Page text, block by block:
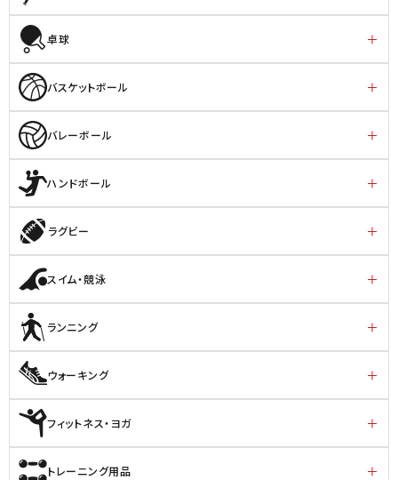
卓球
バスケットボール
バレーボール
ハンドボール
ラグビー
スイム・競泳
ランニング
ウォーキング
フィットネス・ヨガ
トレーニング用品